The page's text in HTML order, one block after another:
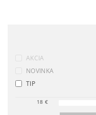
AKCIA
NOVINKA
TIP
18 €